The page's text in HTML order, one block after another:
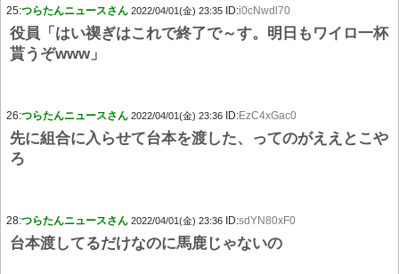
25:つらたんニュースさん 2022/04/01(金) 23:35 ID:i0cNwdl70
役員「はい禊ぎはこれで終了で～す。明日もワイロ一杯
貰うぞwww」
26:つらたんニュースさん 2022/04/01(金) 23:36 ID:EzC4xGac0
先に組合に入らせて台本を渡した、ってのがええとこや
ろ
28:つらたんニュースさん 2022/04/01(金) 23:36 ID:sdYN80xF0
台本渡してるだけなのに馬鹿じゃないの